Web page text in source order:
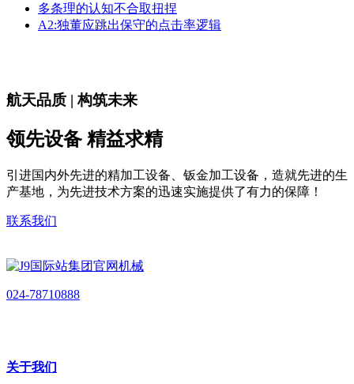
多条理的认知不合取扭捏
A2:独董应跳出保守的点击率逻辑
航天品质 | 构筑未来
领先设备 精益求精
引进国内外先进的精加工设备、钣金加工设备，造就先进的生
产基地，为先进技术方案的迅速实施提供了有力的保障！
联系我们
024-78710888
关于我们